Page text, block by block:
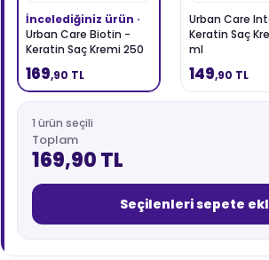
İncelediğiniz ürün ·
Urban Care Biotin -
Keratin Saç Kremi 250
ml
169,90 TL
Urban Care
Keratin Saç
ml
149,90 TL
1 ürün seçili
Toplam
169,90 TL
Seçilenleri sepete